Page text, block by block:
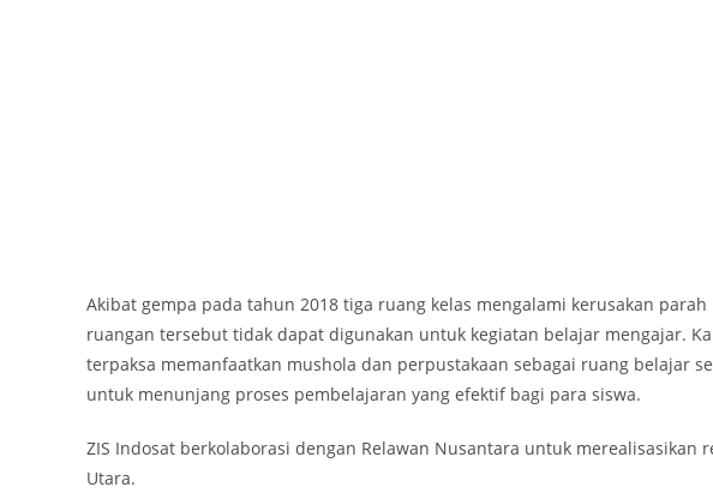
Akibat gempa pada tahun 2018 tiga ruang kelas mengalami kerusakan
ruangan tersebut tidak dapat digunakan untuk kegiatan belajar mengajar.
terpaksa memanfaatkan mushola dan perpustakaan sebagai ruang belajar
untuk menunjang proses pembelajaran yang efektif bagi para siswa.
ZIS Indosat berkolaborasi dengan Relawan Nusantara untuk merealisasikan
Utara.